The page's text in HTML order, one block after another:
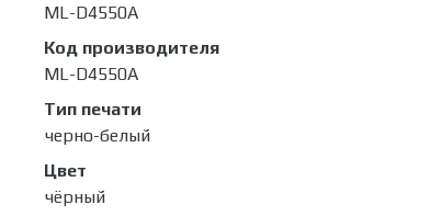
ML-D4550A
Код производителя
ML-D4550A
Тип печати
черно-белый
Цвет
чёрный